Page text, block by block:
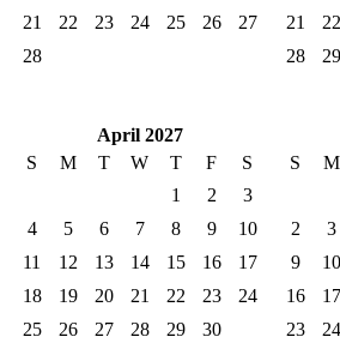
21
22 23 24 25 26
27
28
21
22
28
29
April 2027
S
M T W T F
S
1
2
3
4
5 6 7 8 9
10
11
12 13 14 15 16
17
18
19 20 21 22 23
24
25
26 27 28 29 30
S
M
2
3
9
10
16
17
23
24